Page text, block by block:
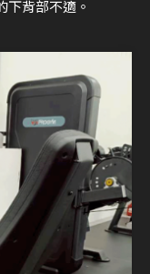
背部不適。